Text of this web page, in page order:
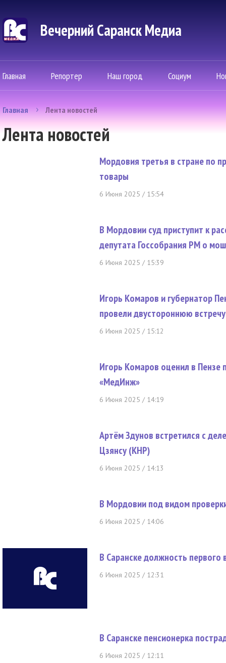
Вечерний Саранск Mедиа
Главная Репортер Наш город Социум
Главная Лента новостей
Лента новостей
Мордовия третья в стране по
товары
6 Июня 2025 / 15:54
В Мордовии суд приступит к
депутата Госсобрания РМ о
6 Июня 2025 / 15:39
Игорь Комаров и губернатор
провели двустороннюю встречу
6 Июня 2025 / 15:12
Игорь Комаров оценил в Пензе
«МедИнж»
6 Июня 2025 / 14:19
Артём Здунов встретился с
Цзянсу (КНР)
6 Июня 2025 / 14:13
В Мордовии под видом
6 Июня 2025 / 14:06
В Саранске должность
6 Июня 2025 / 12:31
В Саранске пенсионерка
6 Июня 2025 / 12:11